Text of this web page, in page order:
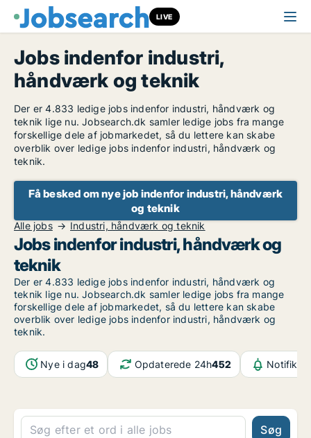
LIVE
Jobs indenfor industri,
håndværk og teknik
Der er 4.833 ledige jobs indenfor industri, håndværk og
teknik lige nu. Jobsearch.dk samler ledige jobs fra mange
forskellige dele af jobmarkedet, så du lettere kan skabe
overblik over ledige jobs indenfor industri, håndværk og
teknik.
Få besked om nye job indenfor industri, håndværk
og teknik
Alle jobs Industri, håndværk og teknik
Jobs indenfor industri, håndværk og
teknik
Der er 4.833 ledige jobs indenfor industri, håndværk og
teknik lige nu. Jobsearch.dk samler ledige jobs fra mange
forskellige dele af jobmarkedet, så du lettere kan skabe
overblik over ledige jobs indenfor industri, håndværk og
teknik.
Nye i dag48 Opdaterede 24h452
Søg